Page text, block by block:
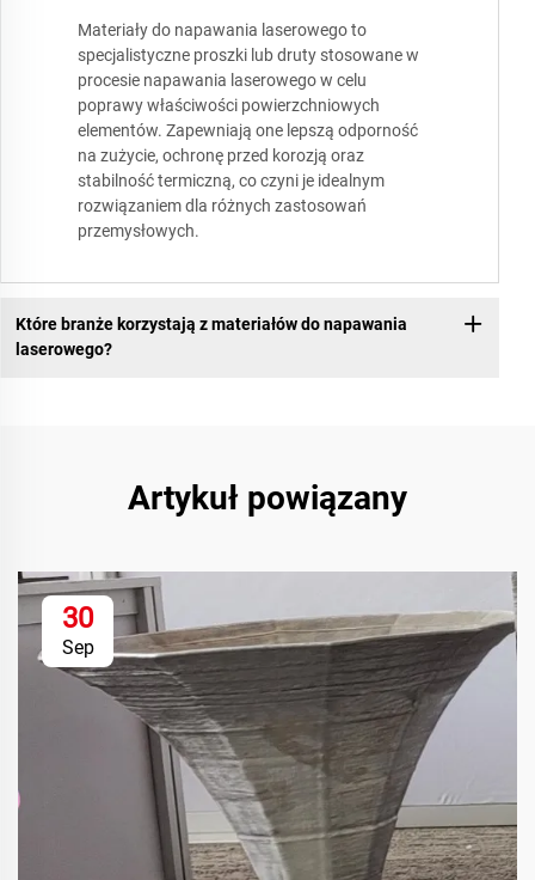
Materiały do napawania laserowego to
specjalistyczne proszki lub druty stosowane w
procesie napawania laserowego w celu
poprawy właściwości powierzchniowych
elementów. Zapewniają one lepszą odporność
na zużycie, ochronę przed korozją oraz
stabilność termiczną, co czyni je idealnym
rozwiązaniem dla różnych zastosowań
przemysłowych.
Które branże korzystają z materiałów do napawania
laserowego?
Artykuł powiązany
30
Sep